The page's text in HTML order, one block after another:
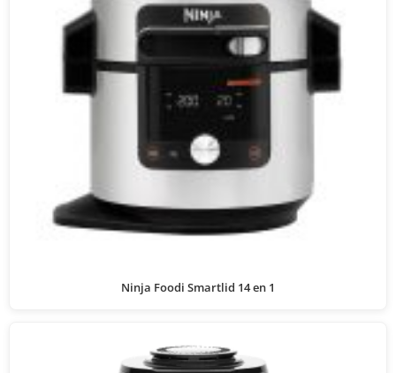
Ninja Foodi Smartlid 14 en 1